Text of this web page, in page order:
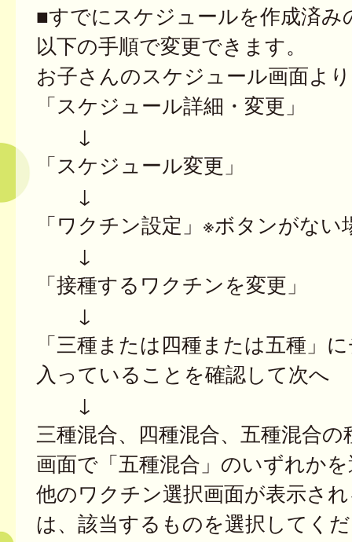
■すでにスケジュールを作成済み
以下の手順で変更できます。
お子さんのスケジュール画面より
「スケジュール詳細・変更」
↓
「スケジュール変更」
↓
「ワクチン設定」※ボタンがない
↓
「接種するワクチンを変更」
↓
「三種または四種または五種」
入っていることを確認して次へ
↓
三種混合、四種混合、五種混合の
画面で「五種混合」のいずれか
他のワクチン選択画面が表示さ
は、該当するものを選択してく